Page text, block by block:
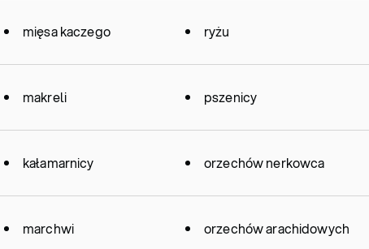
mięsa kaczego ryżu
makreli pszenicy
kałamarnicy orzechów nerkowca
marchwi orzechów arachidowych